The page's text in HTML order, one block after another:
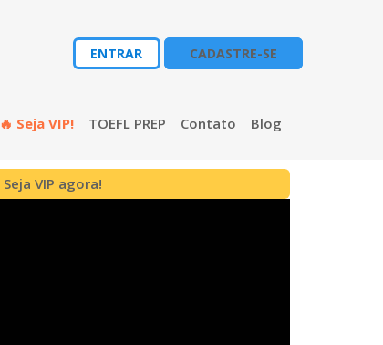
ENTRAR CADASTRE-SE
🔥 Seja VIP! TOEFL PREP Contato Blog
Seja VIP agora!